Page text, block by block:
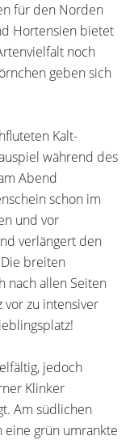
für den Norden
Hortensien bietet
noch
geben sich
Kalt-
während des
Abend
schon im
und vor
verlängert den
breiten
nach allen Seiten
vor zu intensiver
jedoch
Klinker
Am südlichen
eine grün umrankte